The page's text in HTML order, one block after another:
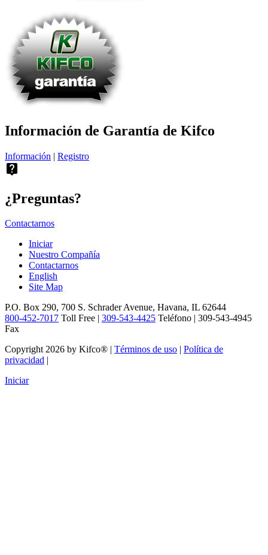
Información de Garantía de Kifco
Información | Registro
live_help
¿Preguntas?
Contactarnos
Iniciar
Nuestro Compañía
Contactarnos
English
Site Map
P.O. Box 290, 700 S. Schrader Avenue, Havana, IL 62644
800-452-7017 Toll Free | 309-543-4425 Teléfono | 309-543-4945
Fax
Copyright 2026 by Kifco®
Términos de uso
Política de
privacidad
Iniciar